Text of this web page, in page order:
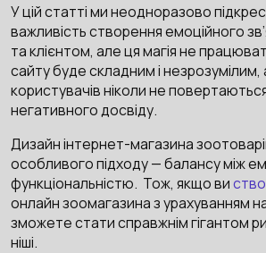
У цій статті ми неодноразово
важливість створення емоційного
та клієнтом, але ця магія не
сайту буде складним і
користувачів ніколи не
негативного досвіду.
Дизайн інтернет-магазина
особливого підходу — балансу між
функціональністю. Тож, якщо ви
онлайн зоомагазина з урахуванням
зможете стати справжнім гігантом
ніші.